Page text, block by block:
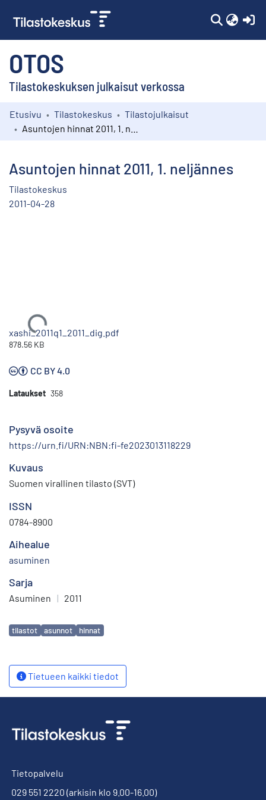
OTOS
Tilastokeskuksen julkaisut verkossa
Kokoelmat
Etusivu Tilastokeskus
Tilastojulkaisut
Asuntojen hinnat 2011, 1. neljännes
Tilastokeskus
2011-04-28
Ladataan...
xashi_2011q1_2011_dig.pdf
878.56 KB
CC BY 4.0
Lataukset 358
Pysyvä osoite
https://urn.fi/URN:NBN:fi-fe2023013118229
Kuvaus
Suomen virallinen tilasto (SVT)
ISSN
0784-8900
Aihealue
asuminen
Sarja
Asuminen | 2011
Avainsanat
tilastot asunnot hinnat
Tietueen kaikki tiedot
Tietopalvelu
029 551 2220 (arkisin klo 9.00-16.00)